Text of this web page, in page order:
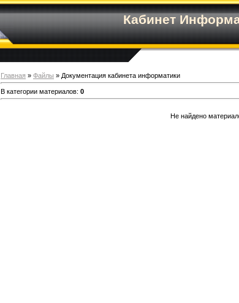
Кабинет
Главная » Файлы » Документация кабинета информатики
В категории материалов: 0
Не найдено